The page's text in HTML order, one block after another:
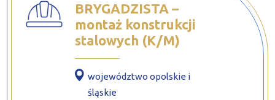
BRYGADZISTA –
montaż konstrukcji
stalowych (K/M)
województwo opolskie i
śląskie